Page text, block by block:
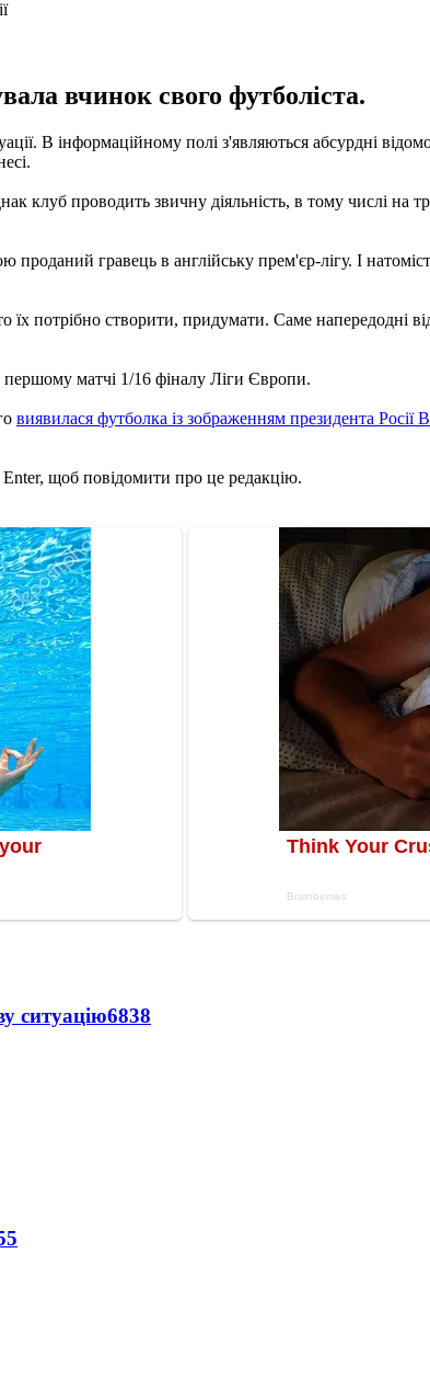
вчинок свого футболіста.
В інформаційному полі з'являються абсурдні
клуб проводить звичну діяльність, в тому числі на
проданий гравець в англійську прем'єр-лігу. І
потрібно створити, придумати. Саме напередодні
першому матчі 1/16 фіналу Ліги Європи.
виявилася футболка із зображенням президента Росії
щоб повідомити про це редакцію.
ситуацію6838